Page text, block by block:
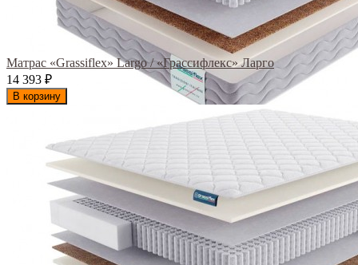
Матрас «Grassiflex» Largo / «Грассифлекс» Ларго
14 393 ₽
В корзину